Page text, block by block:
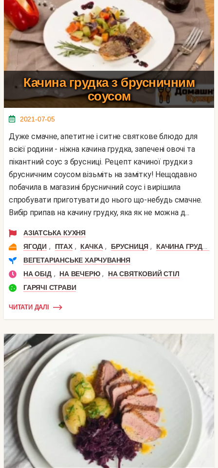
Качина грудка з брусничним
соусом
2021-07-05
Дуже смачне, апетитне і ситне святкове блюдо для
всієї родини - ніжна качина грудка, запечені овочі та
пікантний соус з брусниці. Рецепт качиної грудки з
брусничним соусом візьміть на замітку! Нещодавно
побачила в магазині брусничний соус і вирішила
спробувати приготувати до нього що-небудь смачне.
Вибір припав на качину грудку, яка як не можна д...
АЗІАТСЬКА КУХНЯ
ЯГОДИ , ПТАХ , КАЧКА , БРУСНИЦЯ ,
КАЧИНА ГРУДКА
ВЕГЕТАРІАНСЬКЕ ХАРЧУВАННЯ
НА ОБІД , НА ВЕЧЕРЮ ,
НА СВЯТКОВИЙ СТІЛ
ГАРЯЧІ СТРАВИ
ЧИТАТИ ДАЛІ